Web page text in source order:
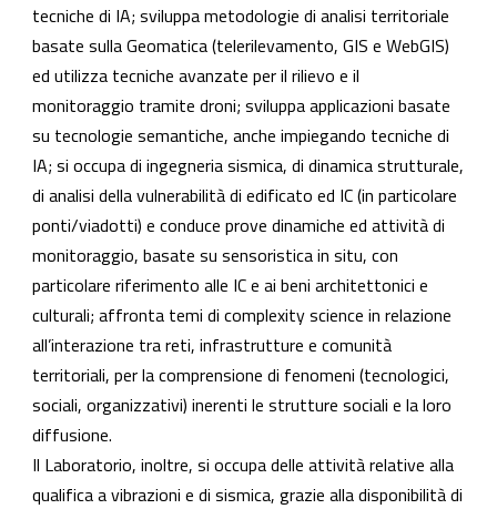
tecniche di IA; sviluppa metodologie di analisi territoriale
basate sulla Geomatica (telerilevamento, GIS e WebGIS)
ed utilizza tecniche avanzate per il rilievo e il
monitoraggio tramite droni; sviluppa applicazioni basate
su tecnologie semantiche, anche impiegando tecniche di
IA; si occupa di ingegneria sismica, di dinamica strutturale,
di analisi della vulnerabilità di edificato ed IC (in particolare
ponti/viadotti) e conduce prove dinamiche ed attività di
monitoraggio, basate su sensoristica in situ, con
particolare riferimento alle IC e ai beni architettonici e
culturali; affronta temi di complexity science in relazione
all’interazione tra reti, infrastrutture e comunità
territoriali, per la comprensione di fenomeni (tecnologici,
sociali, organizzativi) inerenti le strutture sociali e la loro
diffusione.
Il Laboratorio, inoltre, si occupa delle attività relative alla
qualifica a vibrazioni e di sismica, grazie alla disponibilità di